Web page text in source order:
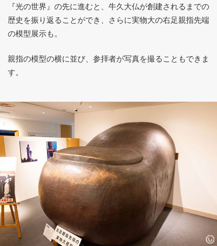
『光の世界』の先に進むと、牛久大仏が創建されるまでの
歴史を振り返ることができ、さらに実物大の右足親指先端
の模型展示も。
親指の模型の横に並び、参拝者が写真を撮ることもできま
す。